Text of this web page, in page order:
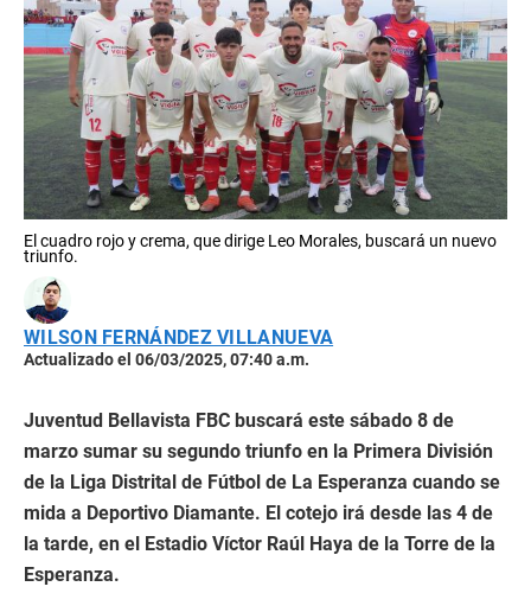
El cuadro rojo y crema, que dirige Leo Morales, buscará un nuevo
triunfo.
WILSON FERNÁNDEZ VILLANUEVA
Actualizado el 06/03/2025, 07:40 a.m.
Juventud Bellavista FBC buscará este sábado 8 de
marzo sumar su segundo triunfo en la Primera División
de la Liga Distrital de Fútbol de La Esperanza cuando se
mida a Deportivo Diamante. El cotejo irá desde las 4 de
la tarde, en el Estadio Víctor Raúl Haya de la Torre de la
Esperanza.